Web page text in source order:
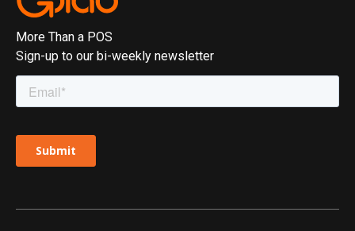
More Than a POS
Sign-up to our bi-weekly newsletter